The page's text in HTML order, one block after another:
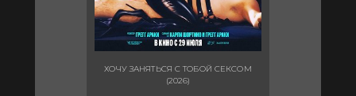
ХОЧУ ЗАНЯТЬСЯ С ТОБОЙ СЕКСОМ
(2026)